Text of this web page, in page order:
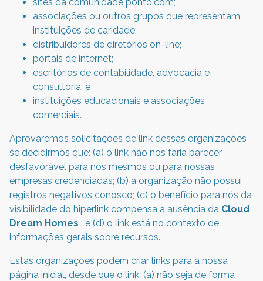
associações ou outros grupos que representam
instituições de caridade;
distribuidores de diretórios on-line;
portais de internet;
escritórios de contabilidade, advocacia e
consultoria; e
instituições educacionais e associações
comerciais.
Aprovaremos solicitações de link dessas organizações
se decidirmos que: (a) o link não nos faria parecer
desfavorável para nós mesmos ou para nossas
empresas credenciadas; (b) a organização não possui
registros negativos conosco; (c) o benefício para nós da
visibilidade do hiperlink compensa a ausência da Cloud
Dream Homes ; e (d) o link está no contexto de
informações gerais sobre recursos.
Estas organizações podem criar links para a nossa
página inicial, desde que o link: (a) não seja de forma